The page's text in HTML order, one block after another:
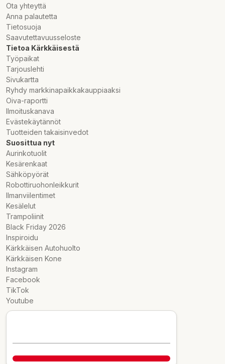
Ota yhteyttä
Anna palautetta
Tietosuoja
Saavutettavuusseloste
Tietoa Kärkkäisestä
Työpaikat
Tarjouslehti
Sivukartta
Ryhdy markkinapaikkakauppiaaksi
Oiva-raportti
Ilmoituskanava
Evästekäytännöt
Tuotteiden takaisinvedot
Suosittua nyt
Aurinkotuolit
Kesärenkaat
Sähköpyörät
Robottiruohonleikkurit
Ilmanviilentimet
Kesälelut
Trampoliinit
Black Friday 2026
Inspiroidu
Kärkkäisen Autohuolto
Kärkkäisen Kone
Instagram
Facebook
TikTok
Youtube